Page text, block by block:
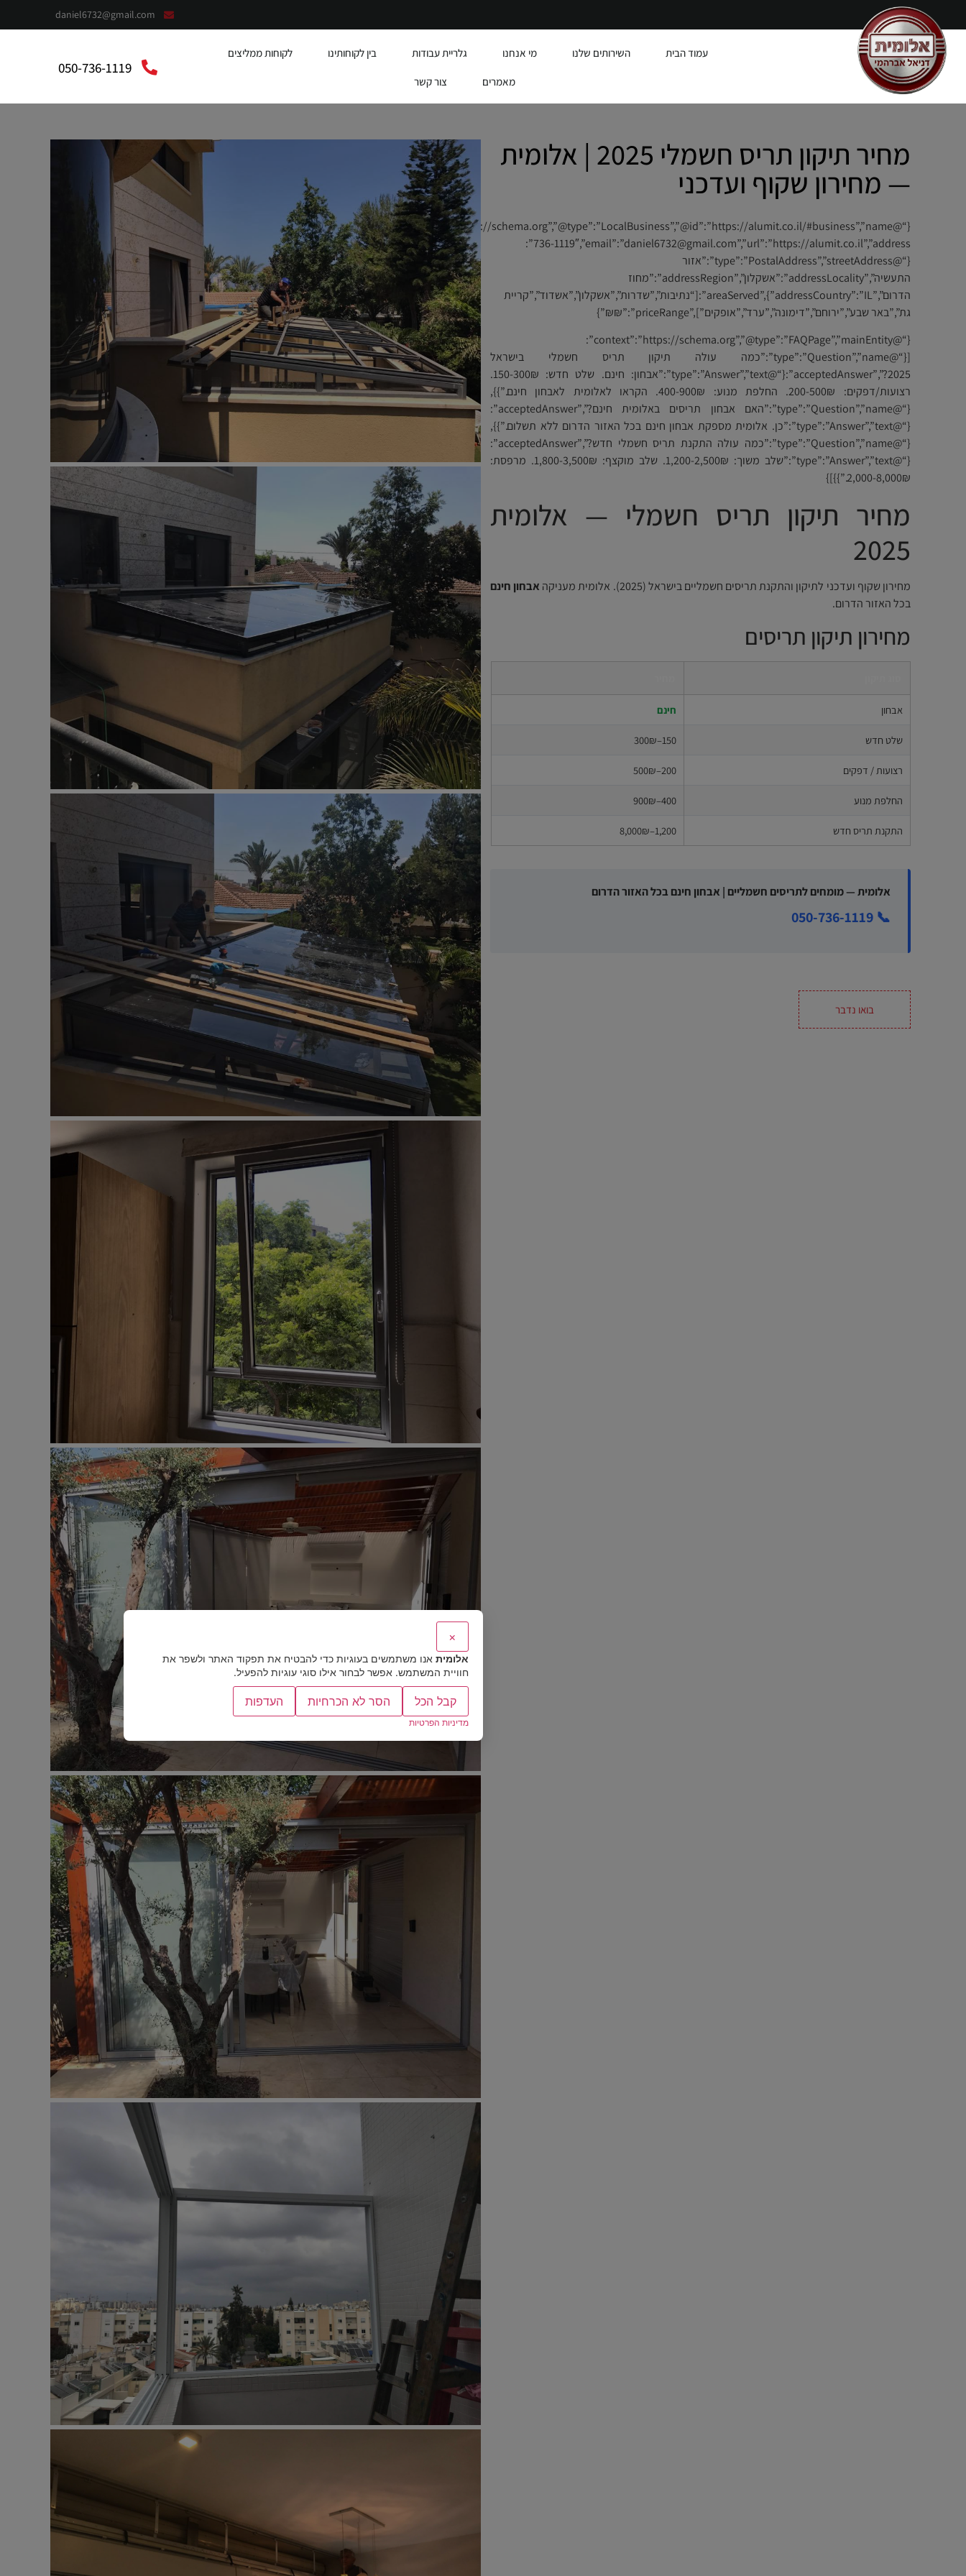
daniel6732@gmail.com
עמוד הבית השירותים שלנו מי אנחנו גלריית עבודות בין לקוחותינו לקוחות ממליצים
מאמרים צור קשר
050-736-1119
מחיר תיקון תריס חשמלי 2025 | אלומית
— מחירון שקוף ועדכני
{“@context”:”https://schema.org”,”@type”:”LocalBusiness”,”@id”:”https://alumit.co.il/#business”,”name”:”אלומית”,”telephone”:”050-
736-1119″,”email”:”daniel6732@gmail.com”,”url”:”https://alumit.co.il”,”address”:
{“@type”:”PostalAddress”,”streetAddress”:”אזור
התעשיה”,”addressLocality”:”אשקלון”,”addressRegion”:”מחוז
הדרום”,”addressCountry”:”IL”},”areaServed”:[“נתיבות”,”שדרות”,”אשקלון”,”אשדוד”,”קריית
גת”,”באר שבע”,”ירוחם”,”דימונה”,”ערד”,”אופקים”],”priceRange”:”₪₪”}
{“@context”:”https://schema.org”,”@type”:”FAQPage”,”mainEntity”:
[{“@type”:”Question”,”name”:”כמה עולה תיקון תריס חשמלי בישראל
2025?”,”acceptedAnswer”:{“@type”:”Answer”,”text”:”אבחון: חינם. שלט חדש: 150-300₪.
רצועות/דפקים: 200-500₪. החלפת מנוע: 400-900₪. הקראו לאלומית לאבחון חינם.”}},
{“@type”:”Question”,”name”:”האם אבחון תריסים באלומית חינם?”,”acceptedAnswer”:
{“@type”:”Answer”,”text”:”כן. אלומית מספקת אבחון חינם בכל האזור הדרום ללא תשלום.”}},
{“@type”:”Question”,”name”:”כמה עולה התקנת תריס חשמלי חדש?”,”acceptedAnswer”:
{“@type”:”Answer”,”text”:”שלב משוך: 1,200-2,500₪. שלב מוקצף: 1,800-3,500₪. מרפסת:
2,000-8,000₪.”}}]}
מחיר תיקון תריס חשמלי — אלומית
2025
מחירון שקוף ועדכני לתיקון והתקנת תריסים חשמליים בישראל (2025). אלומית מעניקה
אבחון חינם
בכל האזור הדרום.
מחירון תיקון תריסים
אבחון חינם
שלט חדש 150–300₪
רצועות / דפקים 200–500₪
החלפת מנוע 400–900₪
התקנת תריס חדש 1,200–8,000₪
אלומית — מומחים לתריסים חשמליים | אבחון חינם בכל האזור הדרום
📞 050-736-1119
בואו נדבר
×
אלומית אנו משתמשים בעוגיות כדי להבטיח את תפקוד האתר ולשפר את
חוויית המשתמש. אפשר לבחור אילו סוגי עוגיות להפעיל.
קבל הכל הסר לא הכרחיות העדפות
מדיניות הפרטיות